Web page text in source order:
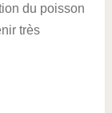
du poisson
très